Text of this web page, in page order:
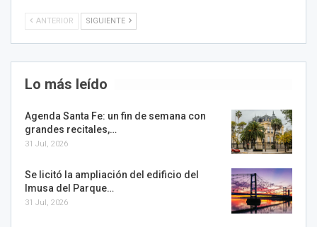
ANTERIOR SIGUIENTE
Lo más leído
Agenda Santa Fe: un fin de semana con
grandes recitales,…
31 Jul, 2026
Se licitó la ampliación del edificio del
Imusa del Parque…
31 Jul, 2026